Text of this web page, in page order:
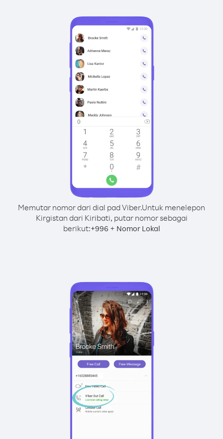
Memutar nomor dari dial pad Viber.Untuk menelepon
Kirgistan dari Kiribati, putar nomor sebagai
berikut:+996 + Nomor Lokal